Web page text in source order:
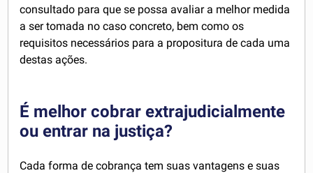
consultado para que se possa avaliar a melhor medida
a ser tomada no caso concreto, bem como os
requisitos necessários para a propositura de cada uma
destas ações.
É melhor cobrar extrajudicialmente
ou entrar na justiça?
Cada forma de cobrança tem suas vantagens e suas